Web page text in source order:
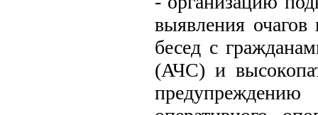
выявления
бесед с
(АЧС) и